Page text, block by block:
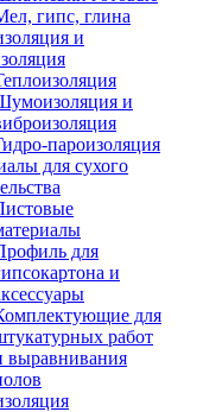
гипс, глина
и
и
пароизоляция
для сухого
для
и
для
работ
выравнивания